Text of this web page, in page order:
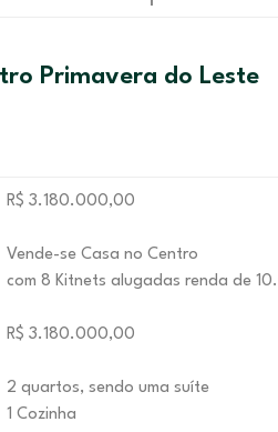
Primavera do Leste
R$ 3.180.000,00
Vende-se Casa no Centro
com 8 Kitnets alugadas renda de
R$ 3.180.000,00
2 quartos, sendo uma suíte
1 Cozinha